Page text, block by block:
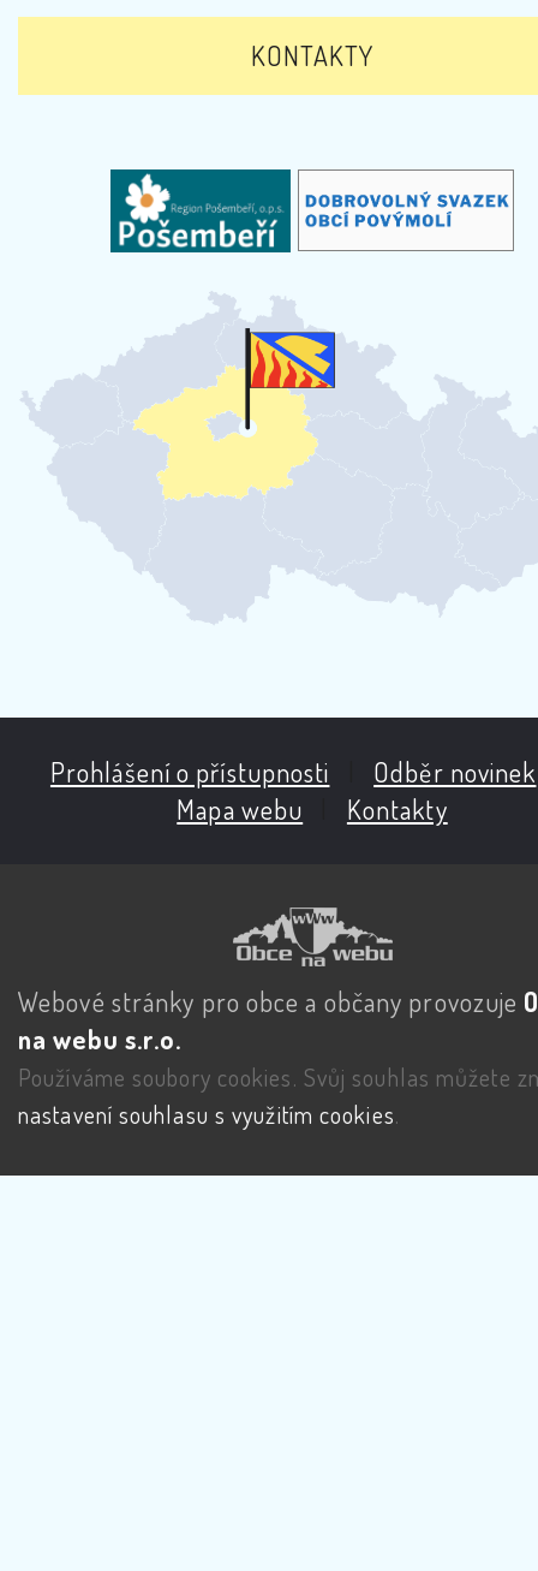
KONTAKTY
Prohlášení o přístupnosti Odběr novinek
Mapa webu
Kontakty
Webové stránky pro obce a občany provozuje
na webu s.r.o.
Používáme soubory cookies. Svůj souhlas můžete
nastavení souhlasu s využitím cookies.